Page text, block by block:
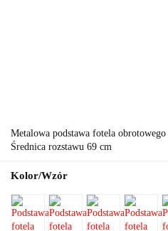
Metalowa podstawa fotela obrotowego
Średnica rozstawu 69 cm
Kolor/Wzór